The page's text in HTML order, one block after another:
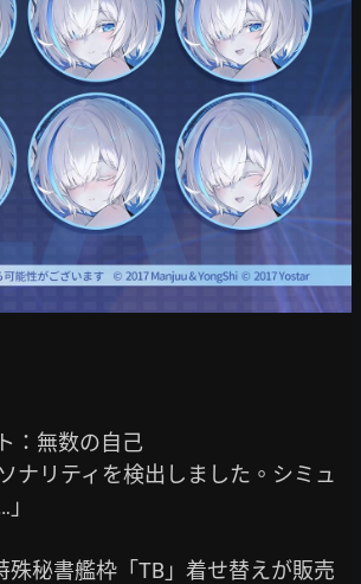
：無数の自己
ナリティを検出しました。シミュ
殊秘書艦枠「TB」着せ替えが販売